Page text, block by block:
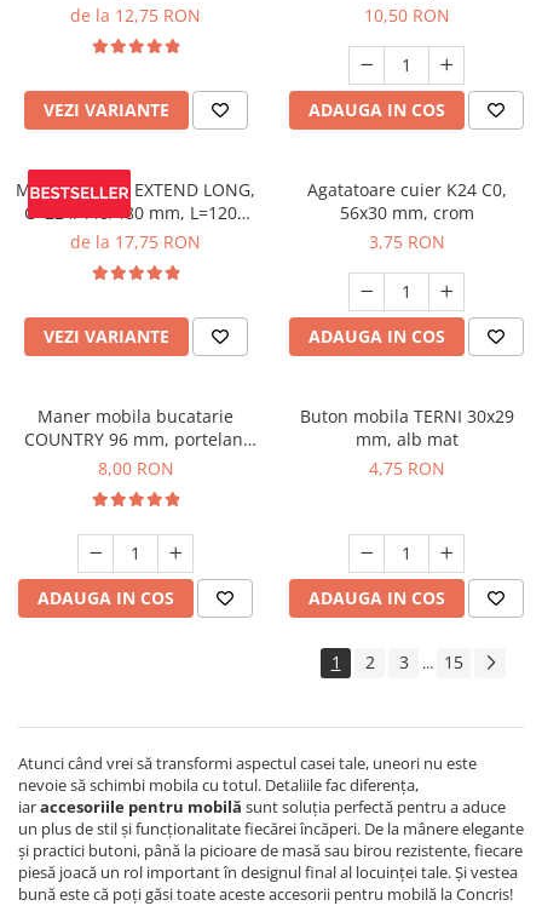
de la 12,75 RON
VEZI VARIANTE
10,50 RON
ADAUGA IN COS
Maner mobila EXTEND LONG,
C=224/448/480 mm, L=1200
mm, negru mat
de la 17,75 RON
VEZI VARIANTE
Agatatoare cuier K24 C0,
56x30 mm, crom
3,75 RON
ADAUGA IN COS
Maner mobila bucatarie
COUNTRY 96 mm, portelan,
alama antichizata
8,00 RON
ADAUGA IN COS
Buton mobila TERNI 30x29
mm, alb mat
4,75 RON
ADAUGA IN COS
1 2 3 ... 15
Atunci când vrei să transformi aspectul casei tale, uneori nu este
nevoie să schimbi mobila cu totul. Detaliile fac diferența,
iaraccesoriile pentru mobilă sunt soluția perfectă pentru a aduce
un plus de stil și funcționalitate fiecărei încăperi. De la mânere elegante
și practici butoni, până la picioare de masă sau birou rezistente, fiecare
piesă joacă un rol important în designul final al locuinței tale. Și vestea
bună este că poți găsi toate aceste accesorii pentru mobilă la Concris!